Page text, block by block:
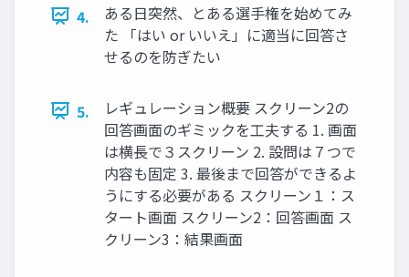
4.
ある日突然、とある選手権を始めてみ
た 「はい or いいえ」に適当に回答さ
せるのを防ぎたい
5.
レギュレーション概要 スクリーン2の
回答画面のギミックを工夫する 1. 画面
は横長で３スクリーン 2. 設問は７つで
内容も固定 3. 最後まで回答ができるよ
うにする必要がある スクリーン１：ス
タート画面 スクリーン2：回答画面 ス
クリーン3：結果画面